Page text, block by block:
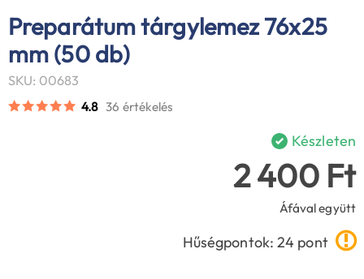
Preparátum tárgylemez 76x25
mm (50 db)
SKU: 00683
4.8 36 értékelés
Készleten
2 400 Ft
Áfával együtt
Hűségpontok: 24 pont